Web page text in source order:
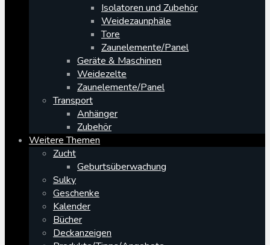
Isolatoren und Zubehör
Weidezaunphäle
Tore
Zaunelemente/Panel
Geräte & Maschinen
Weidezelte
Zaunelemente/Panel
Transport
Anhänger
Zubehör
Weitere Themen
Zucht
Geburtsüberwachung
Sulky
Geschenke
Kalender
Bücher
Deckanzeigen